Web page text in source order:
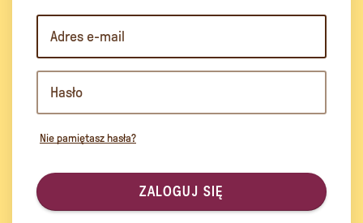
Nie pamiętasz hasła?
ZALOGUJ SIĘ